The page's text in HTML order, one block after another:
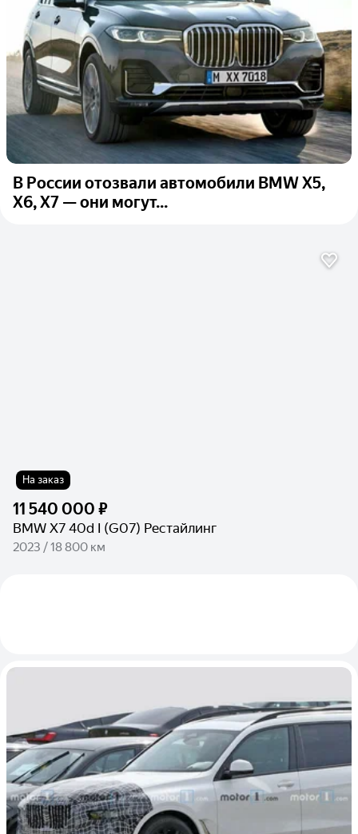
В России отозвали автомобили BMW X5,
X6, X7 — они могут...
На заказ
11 540 000 ₽
BMW X7 40d I (G07) Рестайлинг
2023 / 18 800 км